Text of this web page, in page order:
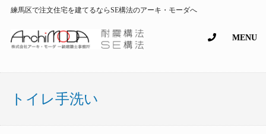
練馬区で注文住宅を建てるならSE構法のアーキ・モーダへ
MENU
トイレ手洗い